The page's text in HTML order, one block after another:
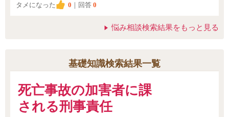
タメになった
0 ｜回答 0
悩み相談検索結果をもっと見る
基礎知識検索結果一覧
死亡事故の加害者に課
される刑事責任